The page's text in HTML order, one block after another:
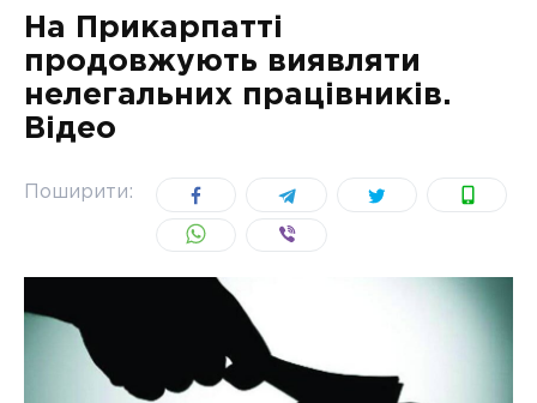
УКРАЇНА
На Прикарпатті
продовжують виявляти
нелегальних працівників.
Відео
Поширити: